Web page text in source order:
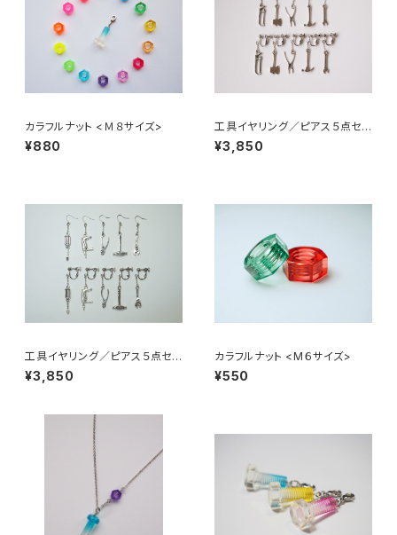
カラフルナット <Ｍ８サイズ>
¥880
工具イヤリング／ピアス５点セッ
ト <Ａタイプ>
¥3,850
工具イヤリング／ピアス５点セッ
ト <Ｂタイプ>
¥3,850
カラフルナット <М６サイズ>
¥550